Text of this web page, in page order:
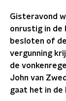
Gisteravond
onrustig in de
besloten of
vergunning
de
John van
gaat het in de